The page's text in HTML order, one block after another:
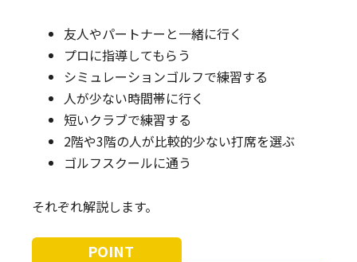
友人やパートナーと一緒に行く
プロに指導してもらう
シミュレーションゴルフで練習する
人が少ない時間帯に行く
短いクラブで練習する
2階や3階の人が比較的少ない打席を選ぶ
ゴルフスクールに通う
それぞれ解説します。